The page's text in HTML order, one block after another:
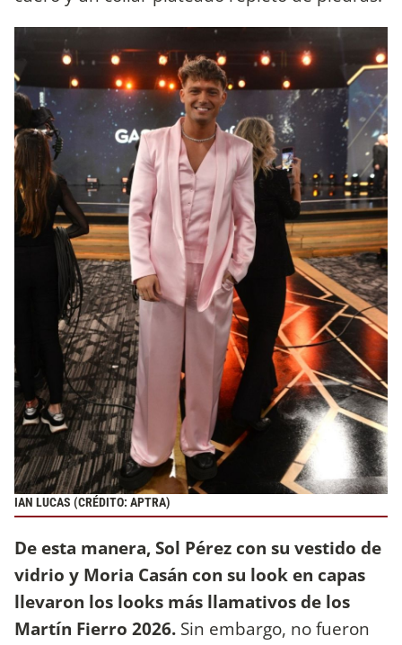
IAN LUCAS (CRÉDITO: APTRA)
De esta manera, Sol Pérez con su vestido de
vidrio y Moria Casán con su look en capas
llevaron los looks más llamativos de los
Martín Fierro 2026. Sin embargo, no fueron